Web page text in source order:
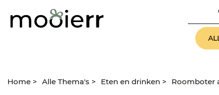
Home > Alle Thema's > Eten en drinken > Roomboter